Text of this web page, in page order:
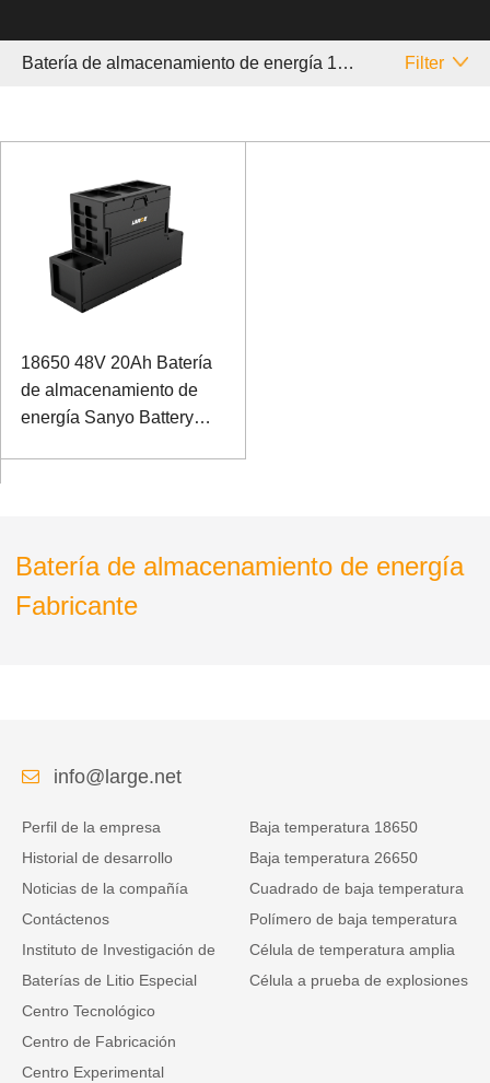
Batería de almacenamiento de energía 10 ~ 20Ah Sanyo Filter
18650 48V 20Ah Batería
de almacenamiento de
energía Sanyo Battery
Batería de almacenamiento de energía
Fabricante
info@large.net
Perfil de la empresa
Historial de desarrollo
Noticias de la compañía
Contáctenos
Instituto de Investigación de
Baterías de Litio Especial
Centro Tecnológico
Centro de Fabricación
Centro Experimental
Baja temperatura 18650
Baja temperatura 26650
Cuadrado de baja temperatura
Polímero de baja temperatura
Célula de temperatura amplia
Célula a prueba de explosiones